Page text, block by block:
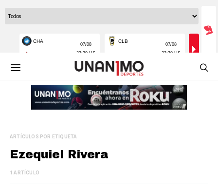
ARTÍCULOS POR ETIQUETA
Ezequiel Rivera
1 ARTÍCULO